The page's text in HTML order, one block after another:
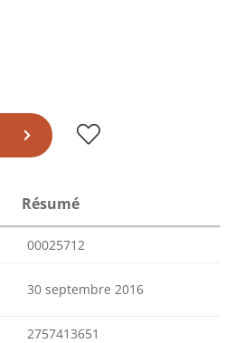
Résumé
00025712
30 septembre 2016
2757413651